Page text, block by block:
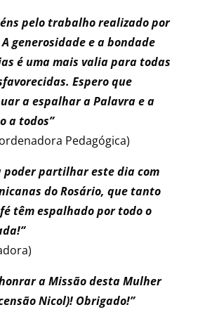
pelo trabalho realizado por
generosidade e a bondade
é uma mais valia para todas
Espero que
a espalhar a Palavra e a
a todos”
Pedagógica)
poder partilhar este dia com
do Rosário, que tanto
têm espalhado por todo o
a Missão desta Mulher
Nicol)! Obrigado!”